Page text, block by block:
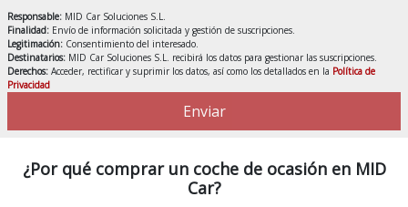
Responsable: MID Car Soluciones S.L.
Finalidad: Envío de información solicitada y gestión de suscripciones.
Legitimación: Consentimiento del interesado.
Destinatarios: MID Car Soluciones S.L. recibirá los datos para gestionar las suscripciones.
Derechos: Acceder, rectificar y suprimir los datos, así como los detallados en la Política de
Privacidad
Enviar
¿Por qué comprar un coche de ocasión en MID
Car?